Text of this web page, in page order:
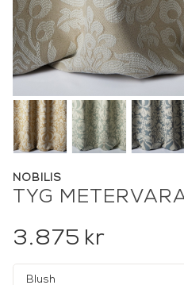
NOBILIS
TYG
3.875 kr